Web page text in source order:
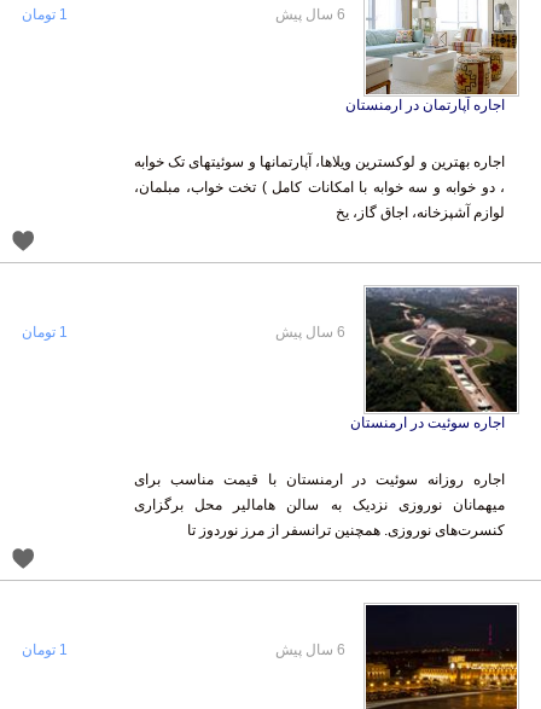
اجاره آپارتمان در ارمنستان
اجاره بهترین و لوکسترین ویلاها، آپارتمانها و سوئیتهای تک خوابه
، دو خوابه و سه خوابه با امکانات کامل ) تخت خواب، مبلمان،
لوازم آشپزخانه، اجاق گاز، یخ
6 سال پیش 1 تومان
اجاره سوئیت در ارمنستان
اجاره روزانه سوئیت در ارمنستان با قیمت مناسب برای
میهمانان نوروزی نزدیک به سالن هامالیر محل برگزاری
کنسرت‌های نوروزی. همچنین ترانسفر از مرز نوردوز تا
6 سال پیش 1 تومان
6 سال پیش 1 تومان